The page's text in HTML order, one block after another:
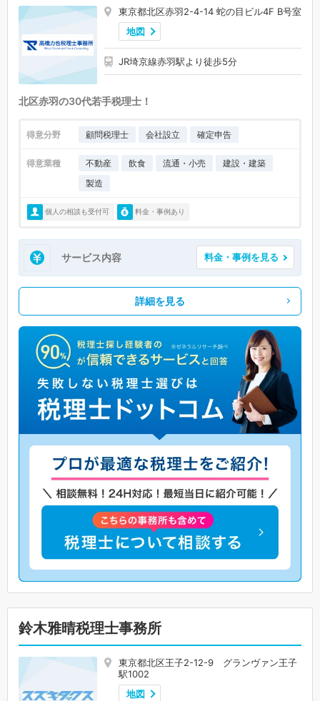
東京都北区赤羽2-4-14 蛇の目ビル4F B号室
地図
JR埼京線赤羽駅より徒歩5分
北区赤羽の30代若手税理士！
得意分野 顧問税理士 会社設立 確定申告
得意業種 不動産 飲食 流通・小売
建設・建築
製造
個人の相談も受付可 料金・事例あり
サービス内容 料金・事例を見る
詳細を見る
鈴木雅晴税理士事務所
東京都北区王子2-12-9 グランヴァン王子
駅1002
地図